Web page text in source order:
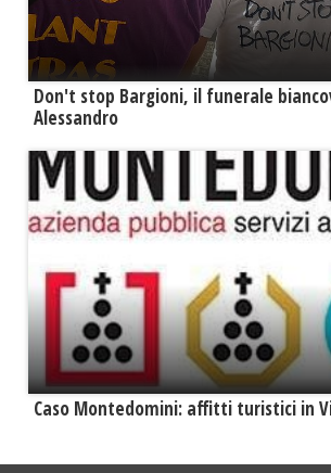
Don't stop Bargioni, il funerale
Alessandro
Caso Montedomini: affitti turistici in